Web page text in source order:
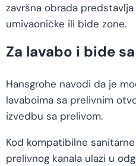
završna obrada
umivaoničke ili bide zone.
Za lavabo i bide
Hansgrohe navodi da je
lavaboima sa prelivnim
izvedbu sa prelivom.
Kod kompatibilne
prelivnog kanala ulazi u